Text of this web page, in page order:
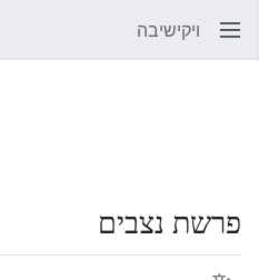
ויקישיבה
פרשת נצבים